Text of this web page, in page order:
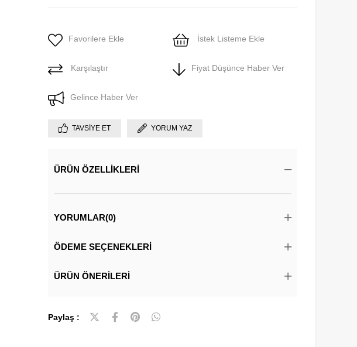
Favorilere Ekle İstek Listeme Ekle
Karşılaştır Fiyat Düşünce Haber Ver
Gelince Haber Ver
TAVSIYE ET YORUM YAZ
ÜRÜN ÖZELLIKLERI
YORUMLAR(0)
ÖDEME SEÇENEKLERI
ÜRÜN ÖNERILERI
Paylaş :